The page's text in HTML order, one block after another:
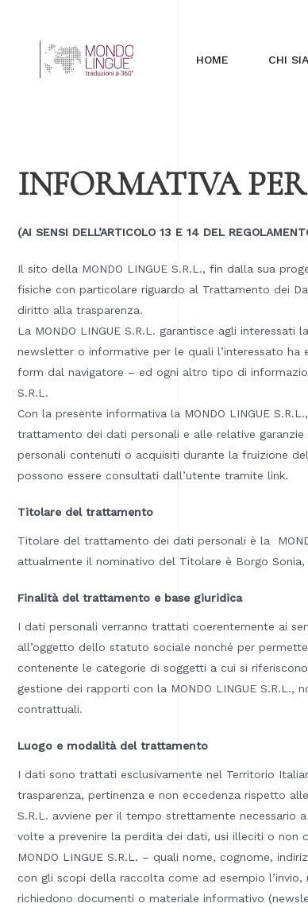
HOME CHI
INFORMATIVA
(AI SENSI DELL’ARTICOLO 13 E 14 DEL
Il sito della MONDO LINGUE S.R.L., fin dalla sua
fisiche con particolare riguardo al Trattamento dei
diritto alla trasparenza.
La MONDO LINGUE S.R.L. garantisce agli
newsletter o informative per le quali l’interessato
form dal navigatore – ed ogni altro tipo di
S.R.L.
Con la presente informativa la MONDO LINGUE
trattamento dei dati personali e alle relative garanzie
personali contenuti o acquisiti durante la fruizione
possono essere consultati dall’utente tramite link.
Titolare del trattamento
Titolare del trattamento dei dati personali è la
attualmente il nominativo del Titolare è Borgo
Finalità del trattamento e base giuridica
I dati personali verranno trattati coerentemente ai
all’oggetto dello statuto sociale nonché per
contenente le categorie di soggetti a cui si
gestione dei rapporti con la MONDO LINGUE
contrattuali.
Luogo e modalità del trattamento
I dati sono trattati esclusivamente nel Territorio
trasparenza, pertinenza e non eccedenza rispetto
S.R.L. avviene per il tempo strettamente necessario
volte a prevenire la perdita dei dati, usi illeciti o non
MONDO LINGUE S.R.L. – quali nome, cognome,
con gli scopi della raccolta come ad esempio
richiedono documenti o materiale informativo